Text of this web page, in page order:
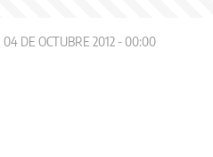
04 DE OCTUBRE 2012 - 00:00